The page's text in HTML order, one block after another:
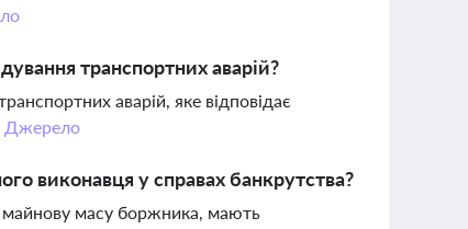
транспортних аварій?
аварій, яке відповідає
Джерело
виконавця у справах банкрутства?
майнову масу боржника, мають